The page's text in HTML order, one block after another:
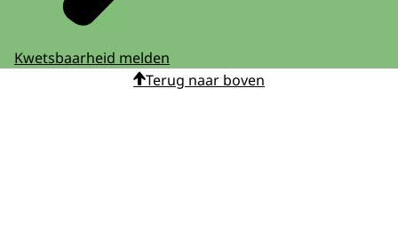
Kwetsbaarheid melden
Terug naar boven